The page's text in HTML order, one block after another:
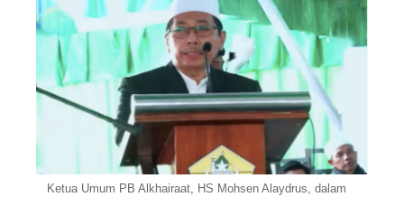
Ketua Umum PB Alkhairaat, HS Mohsen Alaydrus, dalam